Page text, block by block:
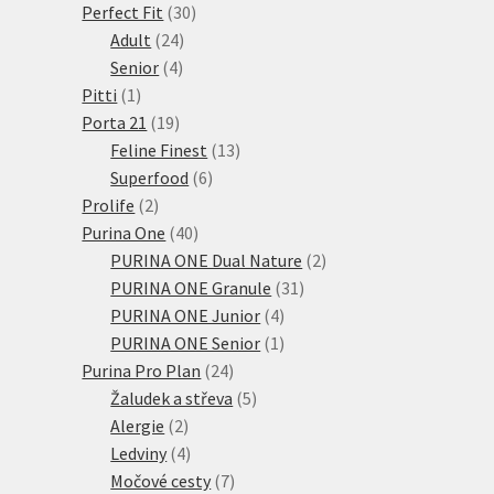
produktů
Perfect Fit 3030
Adult 2424
produktů
Senior 44
Pitti 1 1
produkt
Porta 21 1919
produktů
Feline Finest 1313
Superfood 66
Prolife 22
produkty
Purina One 4040
produktů
PURINA ONE Dual Nature 22
PURINA ONE Granule 31 31
PURINA ONE Junior 44
produkty
PURINA ONE Senior 1 1
Purina Pro Plan 2424
produktů
Žaludek a střeva 55
Alergie 22
produkty
Ledviny 44
produkty
Močové cesty 77